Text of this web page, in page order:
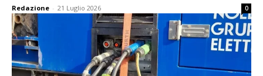
Redazione - 21 Luglio 2026 0